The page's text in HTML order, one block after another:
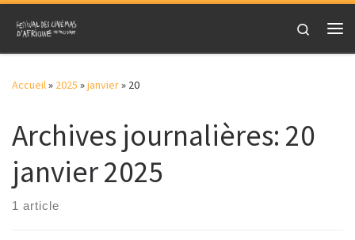
Skip to content
Search
Accueil» 2025 »janvier» 20
Archives journalières: 20
janvier 2025
1 article